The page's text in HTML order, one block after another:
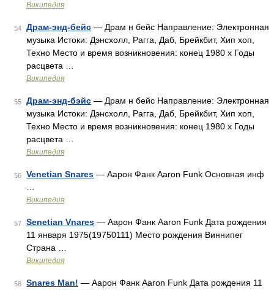
Википедия
54 Драм-энд-бейс — Драм н бейс Направление: Электронная
музыка Истоки: Дэнсхолл, Рагга, Даб, Брейкбит, Хип хоп,
Техно Место и время возникновения: конец 1980 х Годы
расцвета …
Википедия
55 Драм-энд-бэйс — Драм н бейс Направление: Электронная
музыка Истоки: Дэнсхолл, Рагга, Даб, Брейкбит, Хип хоп,
Техно Место и время возникновения: конец 1980 х Годы
расцвета …
Википедия
56 Venetian Snares — Аарон Фанк Aaron Funk Основная инф
Википедия
57 Senetian Vnares — Аарон Фанк Aaron Funk Дата рождения
11 января 1975(19750111) Место рождения Виннипег
Страна …
Википедия
58 Snares Man! — Аарон Фанк Aaron Funk Дата рождения 11